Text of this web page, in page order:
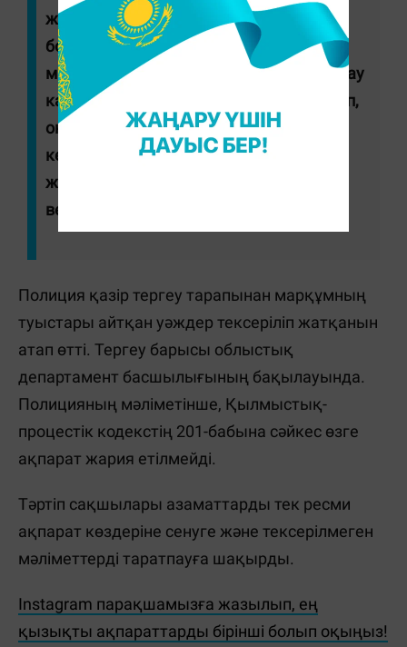
жеткізілген, кейін сол жерде қайтыс
болған. Полиция қызметкерлері
маңайдағы мекемелердің бейнебақылау
камераларындағы жазбаларды зерттеп,
оқиға куәгерлері мен оқиға орнына
келген медицина қызметкерлерінен
жауап алды", – деп хабарлады
ведомствоның баспасөз қызметі.
Полиция қазір тергеу тарапынан марқұмның
туыстары айтқан уәждер тексеріліп жатқанын
атап өтті. Тергеу барысы облыстық
департамент басшылығының бақылауында.
Полицияның мәліметінше, Қылмыстық-
процестік кодекстің 201-бабына сәйкес өзге
ақпарат жария етілмейді.
Тәртіп сақшылары азаматтарды тек ресми
ақпарат көздеріне сенуге және тексерілмеген
мәліметтерді таратпауға шақырды.
Instagram парақшамызға жазылып, ең
қызықты ақпараттарды бірінші болып оқыңыз!